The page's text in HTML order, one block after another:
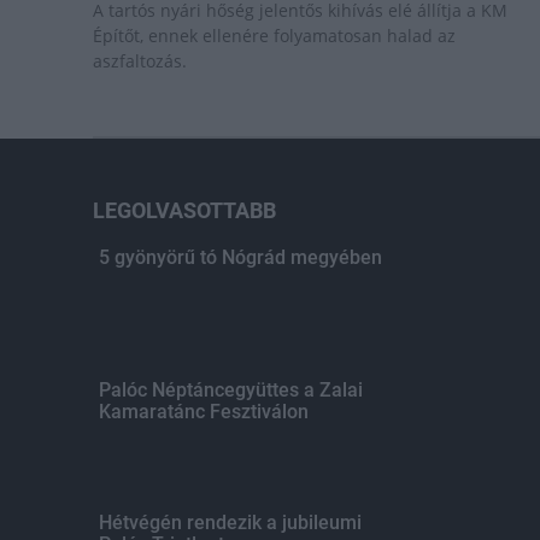
A tartós nyári hőség jelentős kihívás elé állítja a KM
Építőt, ennek ellenére folyamatosan halad az
aszfaltozás.
LEGOLVASOTTABB
5 gyönyörű tó Nógrád megyében
Palóc Néptáncegyüttes a Zalai
Kamaratánc Fesztiválon
Hétvégén rendezik a jubileumi